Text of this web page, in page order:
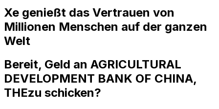
Xe genießt das Vertrauen von
Millionen Menschen auf der ganzen
Welt
Bereit, Geld an AGRICULTURAL
DEVELOPMENT BANK OF CHINA,
THEzu schicken?